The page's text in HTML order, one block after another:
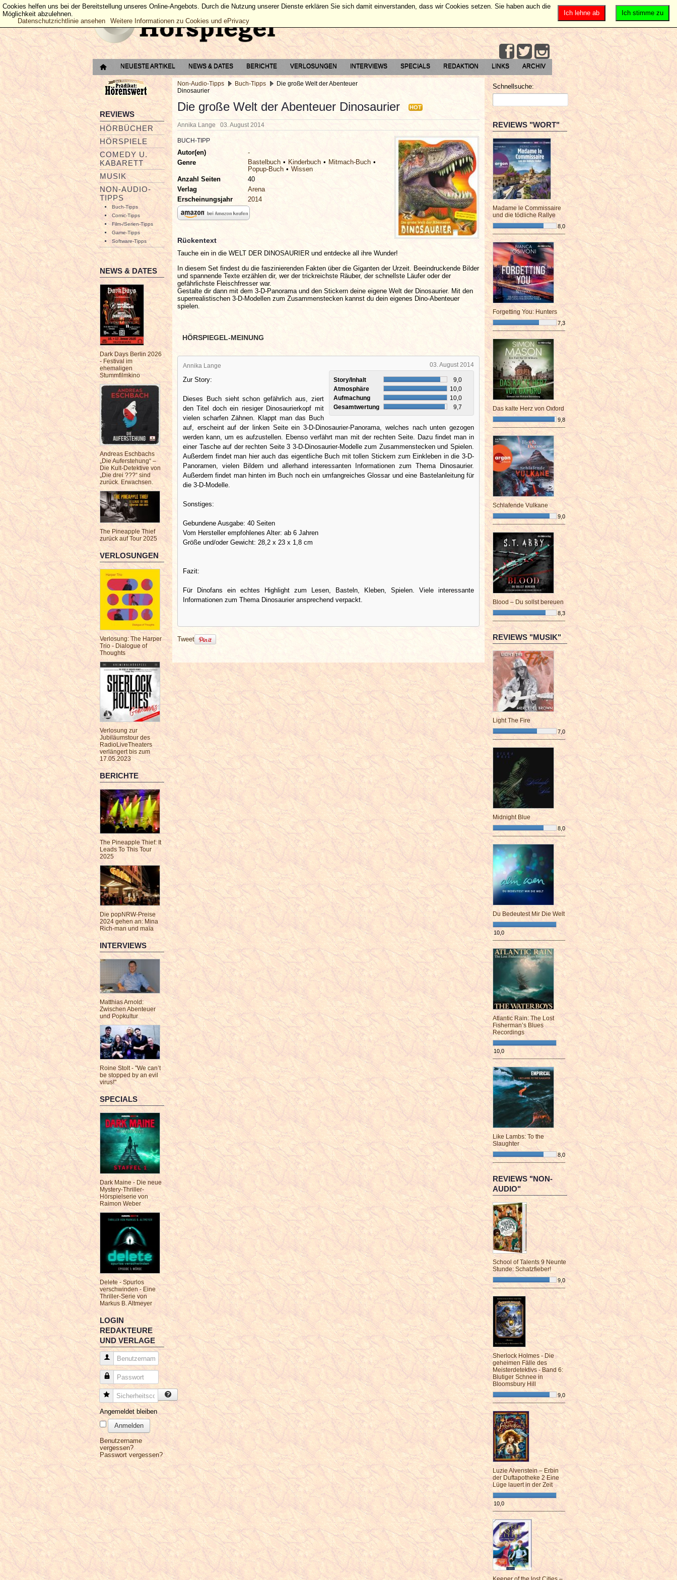
NEUESTE ARTIKEL NEWS & DATES BERICHTE VERLOSUNGEN INTERVIEWS SPECIALS REDAKTION LINKS ARCHIV
REVIEWS
HÖRBÜCHER
HÖRSPIELE
COMEDY U.
KABARETT
MUSIK
NON-AUDIO-
TIPPS
Buch-Tipps
Comic-Tipps
Film-/Serien-Tipps
Game-Tipps
Software-Tipps
NEWS & DATES
Dark Days Berlin 2026
- Festival im
ehemaligen
Stummfilmkino
Andreas Eschbachs
„Die Auferstehung“ –
Die Kult-Detektive von
„Die drei ???“ sind
zurück. Erwachsen.
The Pineapple Thief
zurück auf Tour 2025
VERLOSUNGEN
Verlosung: The Harper
Trio - Dialogue of
Thoughts
Verlosung zur
Jubiläumstour des
RadioLiveTheaters
verlängert bis zum
17.05.2023
BERICHTE
The Pineapple Thief: It
Leads To This Tour
2025
Die popNRW-Preise
2024 gehen an: Mina
Rich-man und maïa
INTERVIEWS
Matthias Arnold:
Zwischen Abenteuer
und Popkultur
Roine Stolt - "We can’t
be stopped by an evil
virus!"
SPECIALS
Dark Maine - Die neue
Mystery-Thriller-
Hörspielserie von
Raimon Weber
Delete - Spurlos
verschwinden - Eine
Thriller-Serie von
Markus B. Altmeyer
LOGIN
REDAKTEURE
UND VERLAGE
Benutzername
Passwort
Sicherheitscode
Angemeldet bleiben
Anmelden
Benutzername
vergessen?
Passwort vergessen?
Non-Audio-Tipps Buch-Tipps
Die große Welt der Abenteuer
Dinosaurier
Die große Welt der Abenteuer Dinosaurier HOT
Annika Lange 03. August 2014
BUCH-TIPP
Autor(en)
-
Genre
Bastelbuch Kinderbuch
Mitmach-Buch
Popup-Buch
Wissen
Anzahl Seiten
40
Verlag
Arena
Erscheinungsjahr
2014
Rückentext
Tauche ein in die WELT DER DINOSAURIER und entdecke all ihre Wunder!
In diesem Set findest du die faszinierenden Fakten über die Giganten der Urzeit. Beeindruckende Bilder
und spannende Texte erzählen dir, wer der trickreichste Räuber, der schnellste Läufer oder der
gefährlichste Fleischfresser war.
Gestalte dir dann mit dem 3-D-Panorama und den Stickern deine eigene Welt der Dinosaurier. Mit den
superrealistischen 3-D-Modellen zum Zusammenstecken kannst du dein eigenes Dino-Abenteuer
spielen.
HÖRSPIEGEL-MEINUNG
03. August 2014
Annika Lange
Story/Inhalt
9,0
Atmosphäre
10,0
Aufmachung
10,0
Gesamtwertung
9,7
Zur Story:
Dieses Buch sieht schon gefährlich aus, ziert
den Titel doch ein riesiger Dinosaurierkopf mit
vielen scharfen Zähnen. Klappt man das Buch
auf, erscheint auf der linken Seite ein 3-D-Dinosaurier-Panorama, welches nach unten gezogen
werden kann, um es aufzustellen. Ebenso verfährt man mit der rechten Seite. Dazu findet man in
einer Tasche auf der rechten Seite 3 3-D-Dinosaurier-Modelle zum Zusammenstecken und Spielen.
Außerdem findet man hier auch das eigentliche Buch mit tollen Stickern zum Einkleben in die 3-D-
Panoramen, vielen Bildern und allerhand interessanten Informationen zum Thema Dinosaurier.
Außerdem findet man hinten im Buch noch ein umfangreiches Glossar und eine Bastelanleitung für
die 3-D-Modelle.
Sonstiges:
Gebundene Ausgabe: 40 Seiten
Vom Hersteller empfohlenes Alter: ab 6 Jahren
Größe und/oder Gewicht: 28,2 x 23 x 1,8 cm
Fazit:
Für Dinofans ein echtes Highlight zum Lesen, Basteln, Kleben, Spielen. Viele interessante
Informationen zum Thema Dinosaurier ansprechend verpackt.
Tweet
Schnellsuche:
REVIEWS "WORT"
Madame le Commissaire
und die tödliche Rallye
8,0
¯¯¯¯¯¯¯¯¯¯¯¯¯¯¯¯¯¯¯¯¯¯¯¯
Forgetting You: Hunters
7,3
¯¯¯¯¯¯¯¯¯¯¯¯¯¯¯¯¯¯¯¯¯¯¯¯
Das kalte Herz von Oxford
9,8
¯¯¯¯¯¯¯¯¯¯¯¯¯¯¯¯¯¯¯¯¯¯¯¯
Schlafende Vulkane
9,0
¯¯¯¯¯¯¯¯¯¯¯¯¯¯¯¯¯¯¯¯¯¯¯¯
Blood – Du sollst bereuen
8,3
¯¯¯¯¯¯¯¯¯¯¯¯¯¯¯¯¯¯¯¯¯¯¯¯
REVIEWS "MUSIK"
Light The Fire
7,0
¯¯¯¯¯¯¯¯¯¯¯¯¯¯¯¯¯¯¯¯¯¯¯¯
Midnight Blue
8,0
¯¯¯¯¯¯¯¯¯¯¯¯¯¯¯¯¯¯¯¯¯¯¯¯
Du Bedeutest Mir Die Welt
10,0
¯¯¯¯¯¯¯¯¯¯¯¯¯¯¯¯¯¯¯¯¯¯¯¯
Atlantic Rain: The Lost
Fisherman’s Blues
Recordings
10,0
¯¯¯¯¯¯¯¯¯¯¯¯¯¯¯¯¯¯¯¯¯¯¯¯
Like Lambs: To the
Slaughter
8,0
¯¯¯¯¯¯¯¯¯¯¯¯¯¯¯¯¯¯¯¯¯¯¯¯
REVIEWS "NON-
AUDIO"
School of Talents 9 Neunte
Stunde: Schatzfieber!
9,0
¯¯¯¯¯¯¯¯¯¯¯¯¯¯¯¯¯¯¯¯¯¯¯¯
Sherlock Holmes - Die
geheimen Fälle des
Meisterdetektivs - Band 6:
Blutiger Schnee in
Bloomsbury Hill
9,0
¯¯¯¯¯¯¯¯¯¯¯¯¯¯¯¯¯¯¯¯¯¯¯¯
Luzie Alvenstein – Erbin
der Duftapotheke 2 Eine
Lüge lauert in der Zeit
10,0
¯¯¯¯¯¯¯¯¯¯¯¯¯¯¯¯¯¯¯¯¯¯¯¯
Ich stimme zu
Ich lehne ab
Cookies helfen uns bei der Bereitstellung unseres Online-Angebots. Durch die Nutzung unserer Dienste erklären Sie sich damit einverstanden, dass wir Cookies setzen. Sie haben auch die
Möglichkeit abzulehnen.
Datenschutzrichtlinie ansehen
Weitere Informationen zu Cookies und ePrivacy